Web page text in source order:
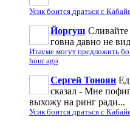
Усик боится драться с
Йоргуш Сливайте
говна давно не
Итауме могут предложить
hour ago
Сергей Тоноян
сказал - Мне
выхожу на ринг ради...
Усик боится драться с